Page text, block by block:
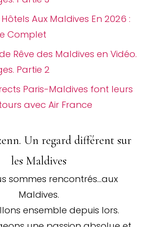
Aux Maldives En 2026 :
Complet
Rêve des Maldives en Vidéo.
Partie 2
Paris-Maldives font leurs
avec Air France
Un regard différent sur
les Maldives
sommes rencontrés…aux
Maldives.
ensemble depuis lors.